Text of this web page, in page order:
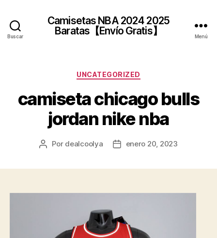
Buscar
Camisetas NBA 2024 2025
Baratas【Envío Gratis】
Menú
Categorías
UNCATEGORIZED
camiseta chicago bulls
jordan nike nba
Autor
Por dealcoolya
Fechaenero 20, 2023